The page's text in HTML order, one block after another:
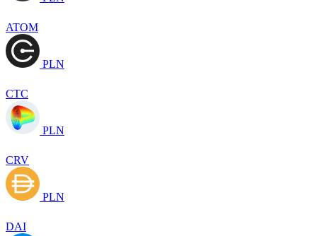
ATOM
PLN
CTC
PLN
CRV
PLN
DAI